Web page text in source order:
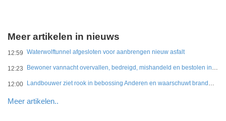
Meer artikelen in nieuws
12:59 Waterwolftunnel afgesloten voor aanbrengen nieuw asfalt
12:23 Bewoner vannacht overvallen, bedreigd, mishandeld en bestolen in Leidschendam
12:00 Landbouwer ziet rook in bebossing Anderen en waarschuwt brandweer
Meer artikelen..